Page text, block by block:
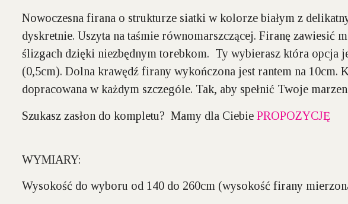
Nowoczesna firana o strukturze siatki w kolorze białym z
dyskretnie. Uszyta na taśmie równomarszczącej. Firanę zawiesić
ślizgach dzięki niezbędnym torebkom. Ty wybierasz która opcja
(0,5cm). Dolna krawędź firany wykończona jest rantem na 10cm.
dopracowana w każdym szczególe. Tak, aby spełnić Twoje
Szukasz zasłon do kompletu? Mamy dla Ciebie PROPOZYCJĘ
WYMIARY:
Wysokość do wyboru od 140 do 260cm (wysokość firany